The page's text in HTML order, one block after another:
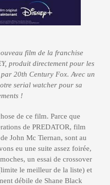
film de la franchise
produit directement pour les
20th Century Fox. Avec un
serial watcher pour sa
!
de ce film. Parce que
de PREDATOR, film
John Mc Tiernan, sont au
eu une suite assez foirée,
un essai de crossover
le meilleur de la liste) et
débile de Shane Black